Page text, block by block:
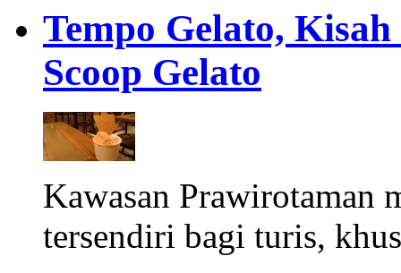
Tempo Gelato,
Scoop Gelato
Kawasan Prawirotaman
tersendiri bagi turis,